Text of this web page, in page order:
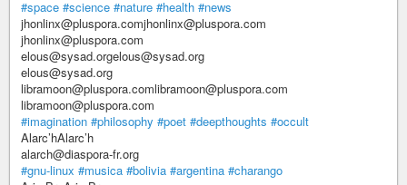
#space #science #nature #health #news
jhonlinx@pluspora.comjhonlinx@pluspora.com
jhonlinx@pluspora.com
elous@sysad.orgelous@sysad.org
elous@sysad.org
libramoon@pluspora.comlibramoon@pluspora.com
libramoon@pluspora.com
#imagination #philosophy #poet #deepthoughts #occult
Alarc’hAlarc’h
alarch@diaspora-fr.org
#gnu-linux #musica #bolivia #argentina #charango